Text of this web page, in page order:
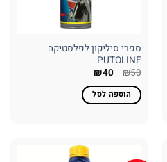
ספרי סיליקון לפלסטיקה
PUTOLINE
₪50 המחיר
היה:
₪50.
₪40 המחיר
הוא:
₪40.הוספה לסל